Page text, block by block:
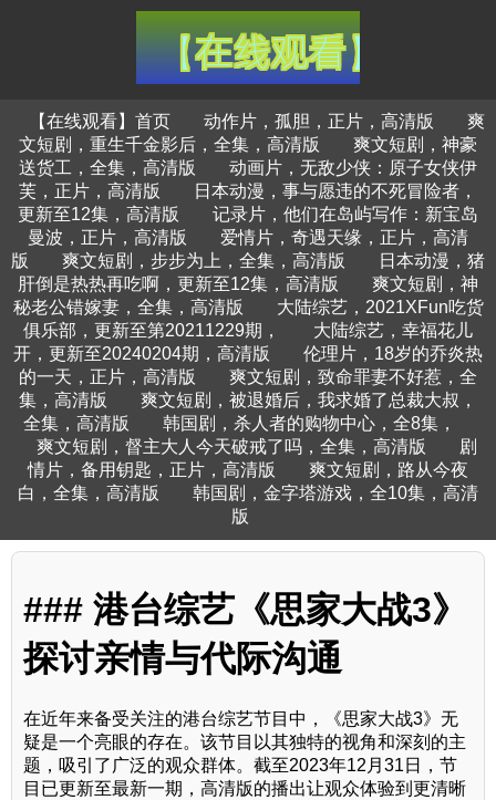
【在线观看】首页 动作片，孤胆，正片，高清版
爽
文短剧，重生千金影后，全集，高清版
爽文短剧，神豪
送货工，全集，高清版
动画片，无敌少侠：原子女侠伊
芙，正片，高清版
日本动漫，事与愿违的不死冒险者，
更新至12集，高清版
记录片，他们在岛屿写作：新宝岛
曼波，正片，高清版
爱情片，奇遇天缘，正片，高清
版
爽文短剧，步步为上，全集，高清版
日本动漫，猪
肝倒是热热再吃啊，更新至12集，高清版
爽文短剧，神
秘老公错嫁妻，全集，高清版
大陆综艺，2021XFun吃货
俱乐部，更新至第20211229期，
大陆综艺，幸福花儿
开，更新至20240204期，高清版
伦理片，18岁的乔炎热
的一天，正片，高清版
爽文短剧，致命罪妻不好惹，全
集，高清版
爽文短剧，被退婚后，我求婚了总裁大叔，
全集，高清版
韩国剧，杀人者的购物中心，全8集，
爽文短剧，督主大人今天破戒了吗，全集，高清版
剧
情片，备用钥匙，正片，高清版
爽文短剧，路从今夜
白，全集，高清版
韩国剧，金字塔游戏，全10集，高清
版
### 港台综艺《思家大战3》
探讨亲情与代际沟通
在近年来备受关注的港台综艺节目中，《思家大战3》无
疑是一个亮眼的存在。该节目以其独特的视角和深刻的主
题，吸引了广泛的观众群体。截至2023年12月31日，节
目已更新至最新一期，高清版的播出让观众体验到更清晰